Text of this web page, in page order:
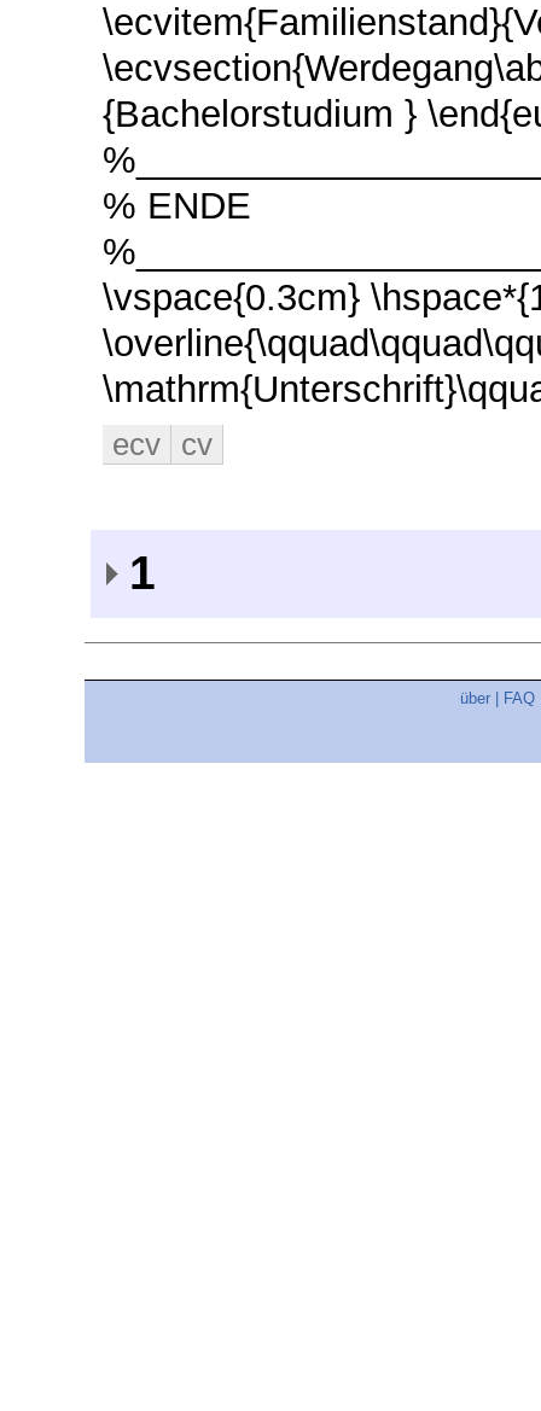
{Bachelorstudium }
% ENDE
\vspace{0.3cm}
ecv cv
1
über FAQ